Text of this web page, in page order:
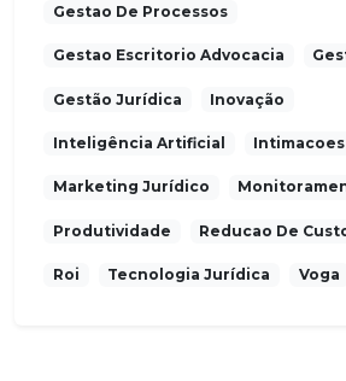
Gestao De Processos
Gestao Escritorio Advocacia
Gestão Jurídica Inovação
Inteligência Artificial Intimacoes
Marketing Jurídico
Produtividade Reducao De
Roi Tecnologia Jurídica Voga